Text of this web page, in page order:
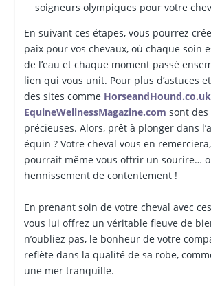
soigneurs olympiques pour votre
En suivant ces étapes, vous pourrez
paix pour vos chevaux, où chaque soin
de l’eau et chaque moment passé
lien qui vous unit. Pour plus d’astuces
des sites comme HorseandHound.co.uk
EquineWellnessMagazine.com sont des
précieuses. Alors, prêt à plonger dans
équin ? Votre cheval vous en
pourrait même vous offrir un sourire…
hennissement de contentement !
En prenant soin de votre cheval avec
vous lui offrez un véritable fleuve de
n’oubliez pas, le bonheur de votre
reflète dans la qualité de sa robe,
une mer tranquille.